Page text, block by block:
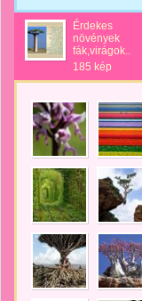
Érdekes
növények
fák,virágok..
185 kép